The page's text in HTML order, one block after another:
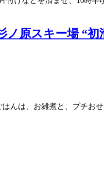
ノ原スキー場 “
んは、お雑煮と、プチお